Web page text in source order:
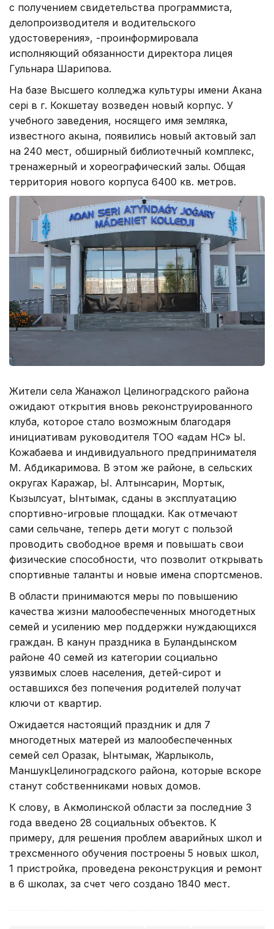
с получением свидетельства программиста,
делопроизводителя и водительского
удостоверения», -проинформировала
исполняющий обязанности директора лицея
Гульнара Шарипова.
На базе Высшего колледжа культуры имени Акана
сері в г. Кокшетау возведен новый корпус. У
учебного заведения, носящего имя земляка,
известного акына, появились новый актовый зал
на 240 мест, обширный библиотечный комплекс,
тренажерный и хореографический залы. Общая
территория нового корпуса 6400 кв. метров.
Жители села Жанажол Целиноградского района
ожидают открытия вновь реконструированного
клуба, которое стало возможным благодаря
инициативам руководителя ТОО «Қадам НС» Ы.
Кожабаева и индивидуального предпринимателя
М. Абдикаримова. В этом же районе, в сельских
округах Каражар, Ы. Алтынсарин, Мортык,
Кызылсуат, Ынтымак, сданы в эксплуатацию
спортивно-игровые площадки. Как отмечают
сами сельчане, теперь дети могут с пользой
проводить свободное время и повышать свои
физические способности, что позволит открывать
спортивные таланты и новые имена спортсменов.
В области принимаются меры по повышению
качества жизни малообеспеченных многодетных
семей и усилению мер поддержки нуждающихся
граждан. В канун праздника в Буландынском
районе 40 семей из категории социально
уязвимых слоев населения, детей-сирот и
оставшихся без попечения родителей получат
ключи от квартир.
Ожидается настоящий праздник и для 7
многодетных матерей из малообеспеченных
семей сел Оразак, Ынтымак, Жарлыколь,
МаншукЦелиноградского района, которые вскоре
станут собственниками новых домов.
К слову, в Акмолинской области за последние 3
года введено 28 социальных объектов. К
примеру, для решения проблем аварийных школ и
трехсменного обучения построены 5 новых школ,
1 пристройка, проведена реконструкция и ремонт
в 6 школах, за счет чего создано 1840 мест.